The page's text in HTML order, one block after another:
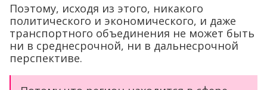
Поэтому, исходя из этого, никакого
политического и экономического, и даже
транспортного объединения не может быть
ни в среднесрочной, ни в дальнесрочной
перспективе.